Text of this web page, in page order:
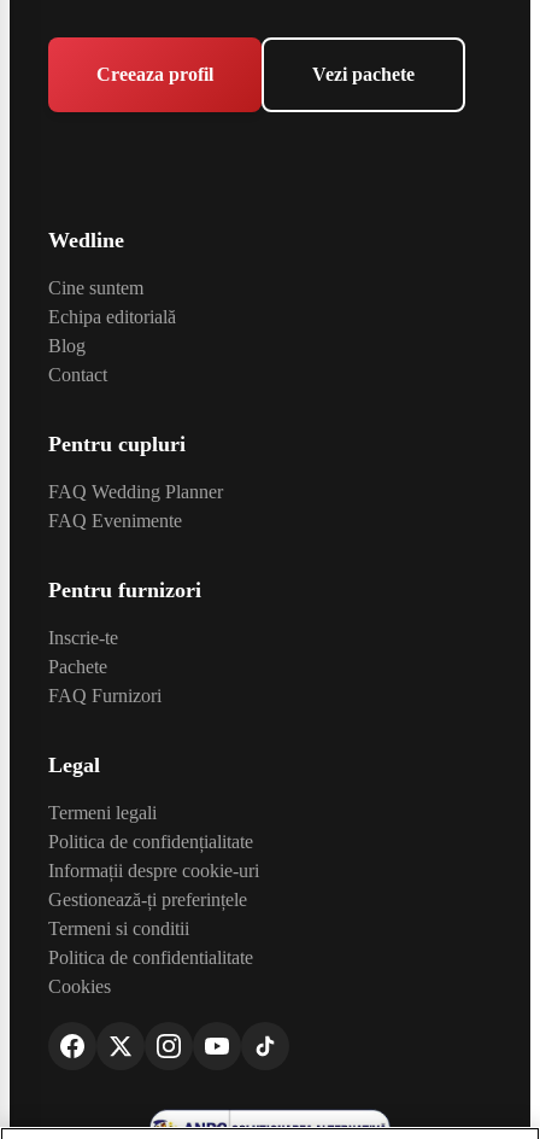
Creeaza profil Vezi pachete
Wedline
Cine suntem
Echipa editorială
Blog
Contact
Pentru cupluri
FAQ Wedding Planner
FAQ Evenimente
Pentru furnizori
Inscrie-te
Pachete
FAQ Furnizori
Legal
Termeni legali
Politica de confidențialitate
Informații despre cookie-uri
Gestionează-ți preferințele
Termeni si conditii
Politica de confidentialitate
Cookies